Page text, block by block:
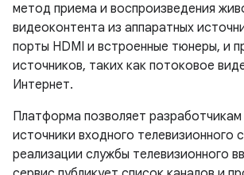
метод приема и воспроизведения
видеоконтента из аппаратных
порты HDMI и встроенные тюнеры, и
источников, таких как потоковое
Интернет.
Платформа позволяет разработчикам
источники входного телевизионного
реализации службы телевизионного